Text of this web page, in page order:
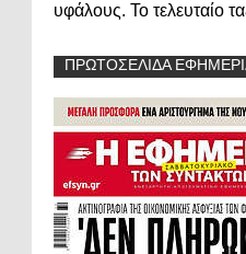
υφάλους. Το τελευταίο
ΠΡΩΤΟΣΕΛΙΔΑ